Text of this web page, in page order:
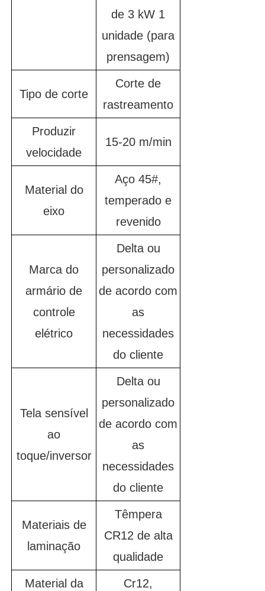
de 3 kW 1
unidade (para
prensagem)
Tipo de corte
Corte de
rastreamento
Produzir
velocidade
15-20 m/min
Material do
eixo
Aço 45#,
temperado e
revenido
Marca do
armário de
controle
elétrico
Delta ou
personalizado
de acordo com
as
necessidades
do cliente
Tela sensível
ao
toque/inversor
Delta ou
personalizado
de acordo com
as
necessidades
do cliente
Materiais de
laminação
Têmpera
CR12 de alta
qualidade
Material da
Cr12,